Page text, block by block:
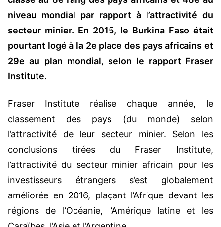
niveau mondial par rapport à l’attractivité du
secteur minier. En 2015, le Burkina Faso était
pourtant logé à la 2e place des pays africains et
29e au plan mondial, selon le rapport Fraser
Institute.
Fraser Institute réalise chaque année, le
classement des pays (du monde) selon
l’attractivité de leur secteur minier. Selon les
conclusions tirées du Fraser Institute,
l’attractivité du secteur minier africain pour les
investisseurs étrangers s’est globalement
améliorée en 2016, plaçant l’Afrique devant les
régions de l’Océanie, l’Amérique latine et les